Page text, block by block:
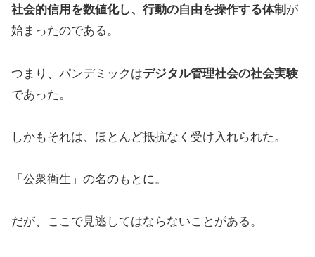
社会的信用を数値化し、行動の自由を操作する体制 が
始まったのである。
つまり、パンデミックはデジタル管理社会の社会実験
であった。
しかもそれは、ほとんど抵抗なく受け入れられた。
「公衆衛生」の名のもとに。
だが、ここで見逃してはならないことがある。